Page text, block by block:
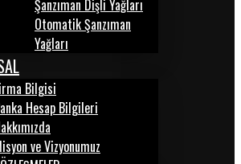
Şanzıman Dişli Yağları
Otomatik Şanzıman
Yağları
Bilgisi
Hesap Bilgileri
ve Vizyonumuz